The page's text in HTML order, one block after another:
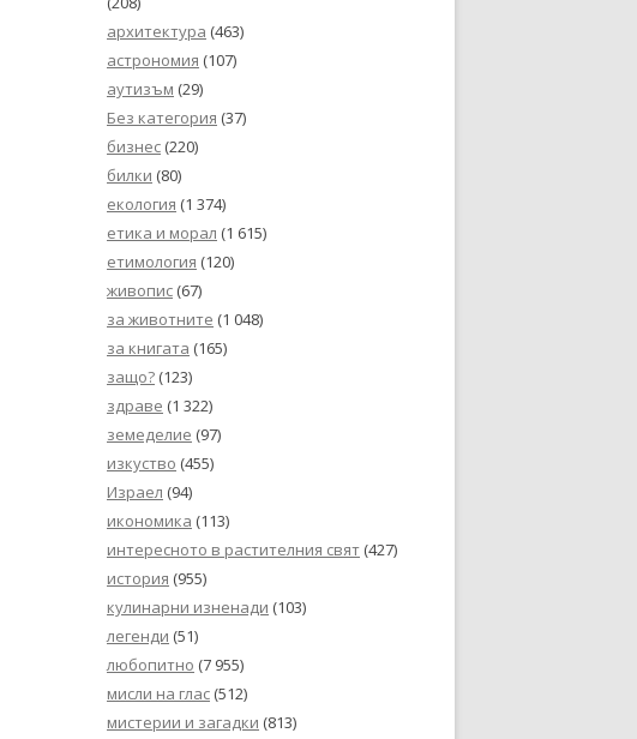
архитектура (463)
астрономия (107)
аутизъм (29)
Без категория (37)
бизнес (220)
билки (80)
екология (1 374)
етика и морал (1 615)
етимология (120)
живопис (67)
за животните (1 048)
за книгата (165)
защо? (123)
здраве (1 322)
земеделие (97)
изкуство (455)
Израел (94)
икономика (113)
интересното в растителния свят (427)
история (955)
кулинарни изненади (103)
легенди (51)
любопитно (7 955)
мисли на глас (512)
мистерии и загадки (813)